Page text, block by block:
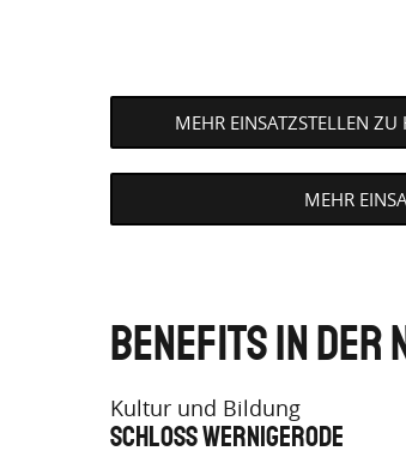
MEHR EINSATZSTELLEN
MEHR
Benefits in der
Kultur und Bildung
Schloss Wernigerode